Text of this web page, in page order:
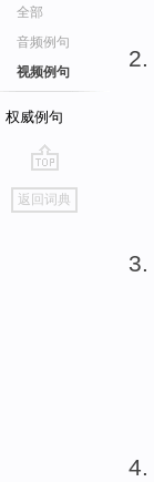
全部
音频例句
视频例句
权威例句
go
top
返回词典